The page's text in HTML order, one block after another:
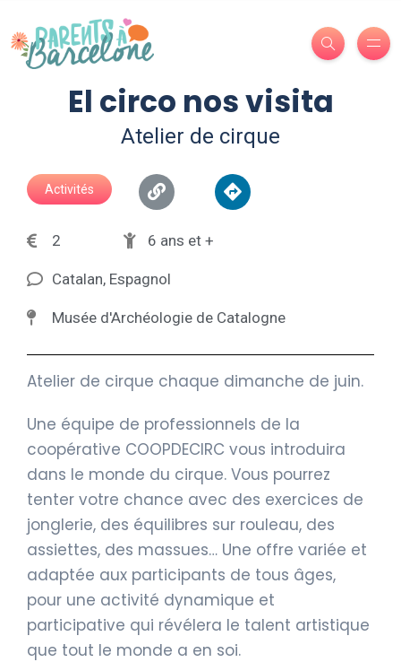
El circo nos visita
Atelier de cirque
Activités
2 6 ans et +
Catalan, Espagnol
Musée d'Archéologie de Catalogne
Atelier de cirque chaque dimanche de juin.
Une équipe de professionnels de la
coopérative COOPDECIRC vous introduira
dans le monde du cirque. Vous pourrez
tenter votre chance avec des exercices de
jonglerie, des équilibres sur rouleau, des
assiettes, des massues… Une offre variée et
adaptée aux participants de tous âges,
pour une activité dynamique et
participative qui révélera le talent artistique
que tout le monde a en soi.